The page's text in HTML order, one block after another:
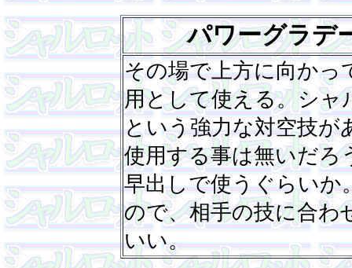
パワーグラデ
その場で上方に向かっ
用として使える。シャ
という強力な対空技が
使用する事は無いだろ
早出しで使うぐらいか
ので、相手の技に合わ
いい。